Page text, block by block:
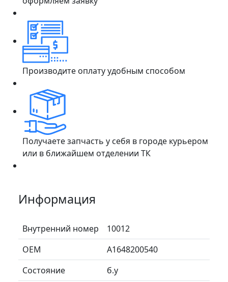
Производите оплату удобным способом
Получаете запчасть у себя в городе курьером
или в ближайшем отделении ТК
Информация
Внутренний номер
10012
ОЕМ
A1648200540
Состояние
б.у